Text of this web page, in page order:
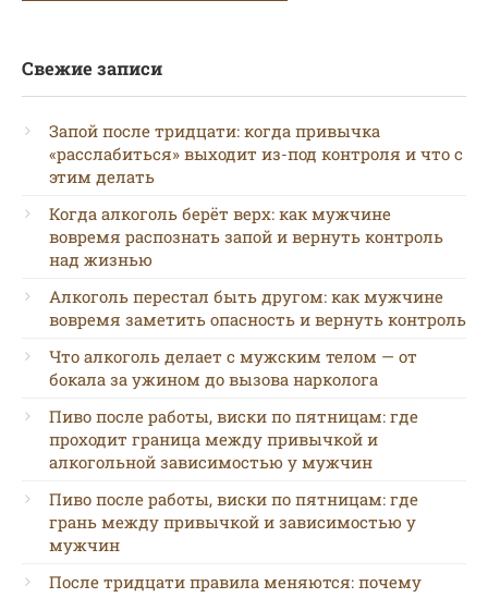
Свежие записи
Запой после тридцати: когда привычка
«расслабиться» выходит из-под контроля и что с
этим делать
Когда алкоголь берёт верх: как мужчине
вовремя распознать запой и вернуть контроль
над жизнью
Алкоголь перестал быть другом: как мужчине
вовремя заметить опасность и вернуть контроль
Что алкоголь делает с мужским телом — от
бокала за ужином до вызова нарколога
Пиво после работы, виски по пятницам: где
проходит граница между привычкой и
алкогольной зависимостью у мужчин
Пиво после работы, виски по пятницам: где
грань между привычкой и зависимостью у
мужчин
После тридцати правила меняются: почему